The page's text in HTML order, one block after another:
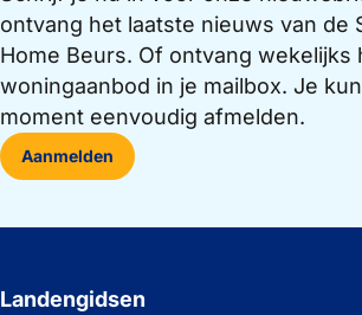
ontvang het laatste nieuws van de
Home Beurs. Of ontvang wekelijks
woningaanbod in je mailbox. Je
moment eenvoudig afmelden.
Aanmelden
Landengidsen